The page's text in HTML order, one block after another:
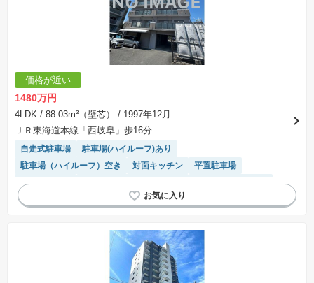
価格が近い
1480万円
4LDK / 88.03m²（壁芯）
/ 1997年12月
ＪＲ東海道本線「西岐阜」歩16分
自走式駐車場
駐車場(ハイルーフ)あり
駐車場（ハイルーフ）空き
対面キッチン
平置駐車場
エレベーター
モニター付きインターホン
駐車場(普通車)あり
食洗機
駐輪場・バイク置き場 駐車場空き